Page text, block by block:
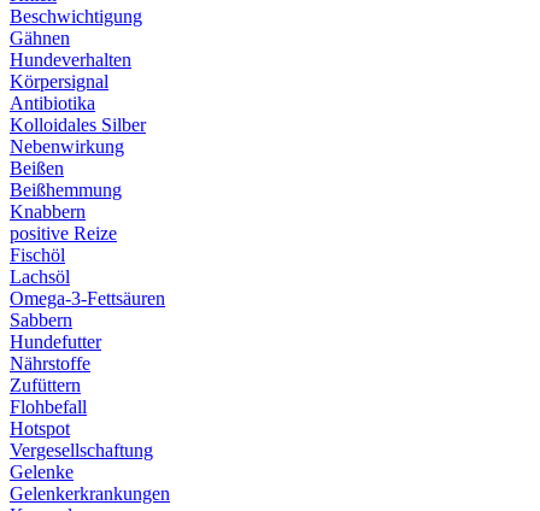
Beschwichtigung
Gähnen
Hundeverhalten
Körpersignal
Antibiotika
Kolloidales Silber
Nebenwirkung
Beißen
Beißhemmung
Knabbern
positive Reize
Fischöl
Lachsöl
Omega-3-Fettsäuren
Sabbern
Hundefutter
Nährstoffe
Zufüttern
Flohbefall
Hotspot
Vergesellschaftung
Gelenke
Gelenkerkrankungen